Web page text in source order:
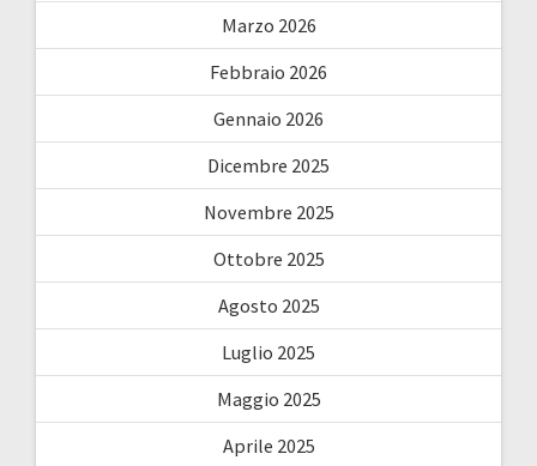
Marzo 2026
Febbraio 2026
Gennaio 2026
Dicembre 2025
Novembre 2025
Ottobre 2025
Agosto 2025
Luglio 2025
Maggio 2025
Aprile 2025